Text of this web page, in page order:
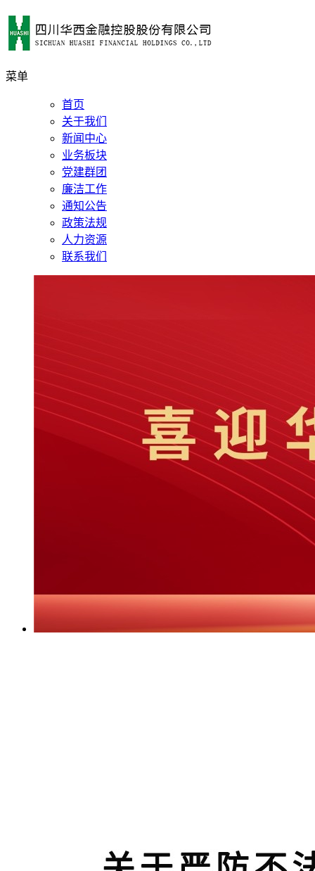
菜单
首页
关于我们
新闻中心
业务板块
党建群团
廉洁工作
通知公告
政策法规
人力资源
联系我们